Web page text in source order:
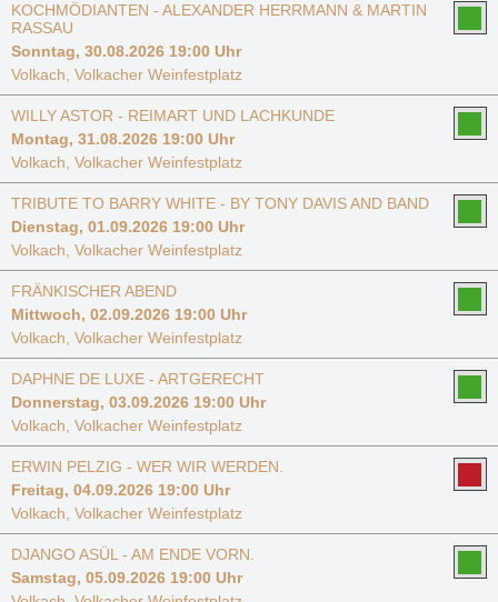
KOCHMÖDIANTEN - ALEXANDER HERRMANN & MARTIN
RASSAU
Sonntag, 30.08.2026 19:00 Uhr
Volkach, Volkacher Weinfestplatz
WILLY ASTOR - REIMART UND LACHKUNDE
Montag, 31.08.2026 19:00 Uhr
Volkach, Volkacher Weinfestplatz
TRIBUTE TO BARRY WHITE - BY TONY DAVIS AND BAND
Dienstag, 01.09.2026 19:00 Uhr
Volkach, Volkacher Weinfestplatz
FRÄNKISCHER ABEND
Mittwoch, 02.09.2026 19:00 Uhr
Volkach, Volkacher Weinfestplatz
DAPHNE DE LUXE - ARTGERECHT
Donnerstag, 03.09.2026 19:00 Uhr
Volkach, Volkacher Weinfestplatz
ERWIN PELZIG - WER WIR WERDEN.
Freitag, 04.09.2026 19:00 Uhr
Volkach, Volkacher Weinfestplatz
DJANGO ASÜL - AM ENDE VORN.
Samstag, 05.09.2026 19:00 Uhr